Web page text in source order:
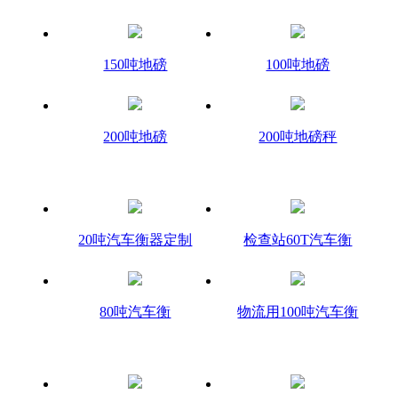
150吨地磅 100吨地磅
200吨地磅 200吨地磅秤
20吨汽车衡器定制 检查站60T汽车衡
80吨汽车衡 物流用100吨汽车衡